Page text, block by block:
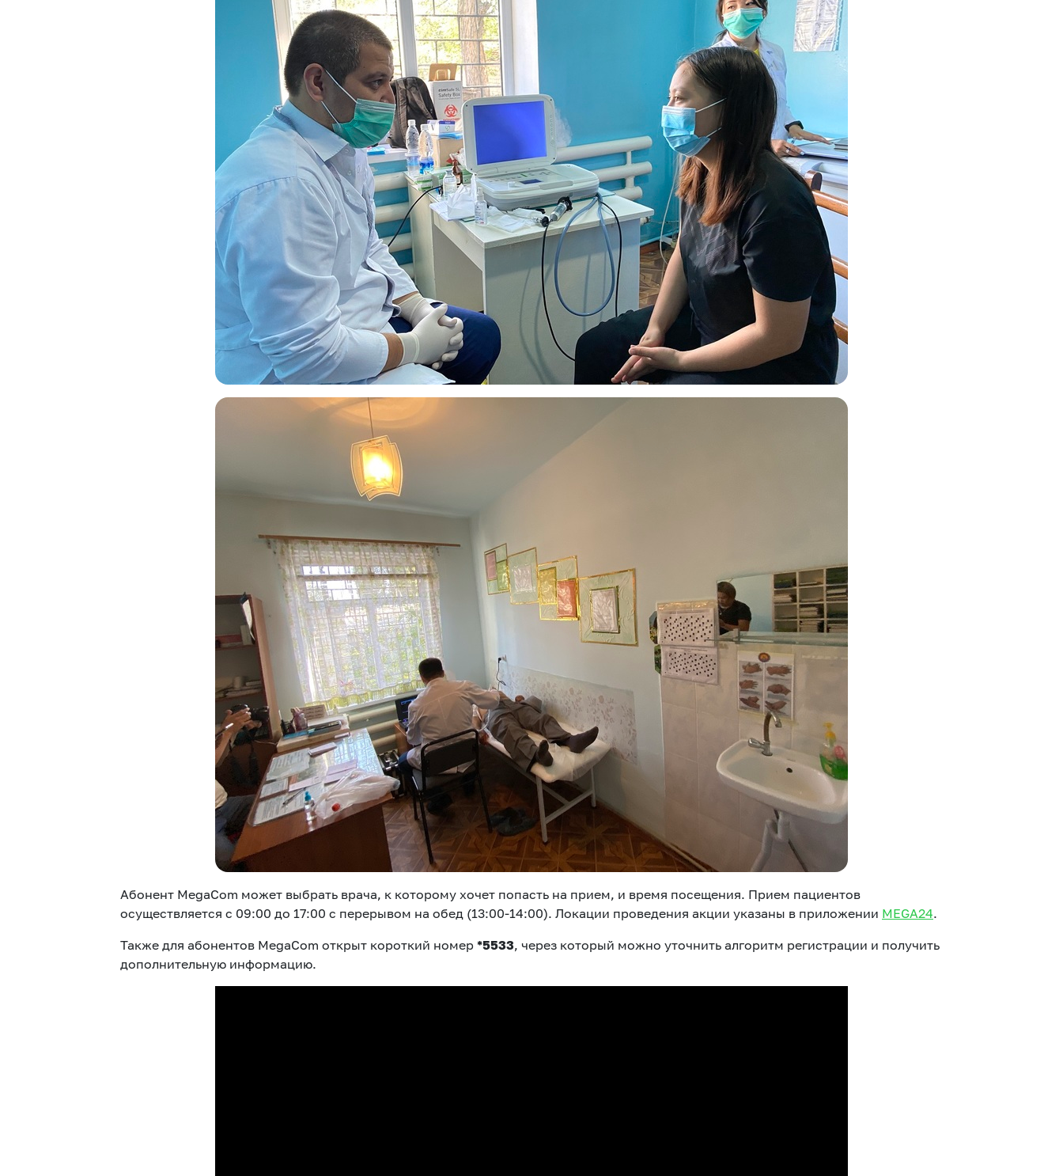
Абонент MegaCom может выбрать врача, к которому хочет попасть на прием, и время посещения. Прием пациентов
осуществляется с 09:00 до 17:00 с перерывом на обед (13:00-14:00). Локации проведения акции указаны в приложении MEGA24.
Также для абонентов MegaCom открыт короткий номер *5533, через который можно уточнить алгоритм регистрации и получить
дополнительную информацию.